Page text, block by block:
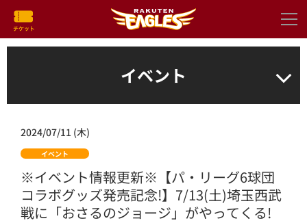
イベント
2024/07/11 (木)
イベント
※イベント情報更新※【パ・リーグ6球団
コラボグッズ発売記念!】7/13(土)埼玉西武
戦に「おさるのジョージ」がやってくる!